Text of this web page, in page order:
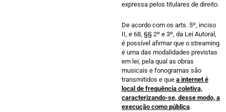
expressa pelos titulares de direito.
De acordo com os arts. 5º, inciso
II, e 68, §§ 2º e 3º, da Lei Autoral,
é possível afirmar que o streaming
é uma das modalidades previstas
em lei, pela qual as obras
musicais e fonogramas são
transmitidos e quea internet é
local de frequência coletiva,
caracterizando-se, desse modo, a
execução como pública.